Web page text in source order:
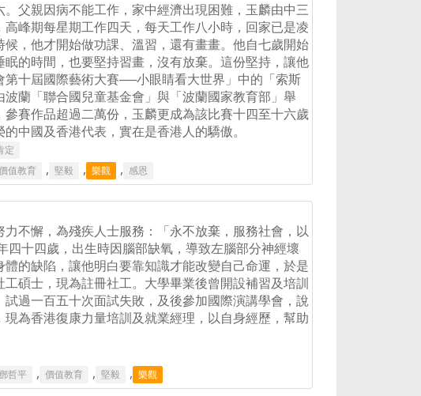
父親因病不能工作，家中經濟出現困難，玉麟由中三
峰期每星期工作四天，每天工作八小時，回家已是凌
，他才開始做功課、溫習，還有畫畫。他自七歲開始
的時間，也要堅持習畫，沒有放棄。這份堅持，讓他
十屆國際藝術大賽──小眼睛看大世界」中的「索斯
蘭「聯合國兒童基金會」與「波蘭國家教育部」舉
賽作品超過二萬份，玉麟更成為該比賽十四至十六歲
中國及香港代表，實在是香港人的驕傲。
定
值教育 , 堅毅 , 樂觀 , 感恩
不懈，為殘疾人士服務：「永不放棄，服務社會，以
四十四歲，出生時因腦部缺氧，導致左腦部分神經壞
的缺陷，讓他明白要靠知識才能改變自己命運，於是
碩士，現為註冊社工。大學畢業後曾開設補習及培訓
過一百五十次面試失敗，及後參加國際演講學會，說
為香港復康力量培訓及就業經理，以自身經歷，幫助
哲平 , 價值教育 , 堅毅 , 樂觀